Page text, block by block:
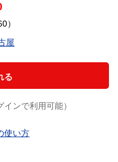
）
屋
る
ンで利用可能）
使い方